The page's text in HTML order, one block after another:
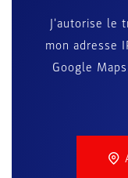
J'autorise le
mon adresse
Google